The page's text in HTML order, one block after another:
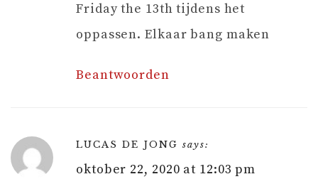
Friday the 13th tijdens het
oppassen. Elkaar bang maken
Beantwoorden
LUCAS DE JONG says:
oktober 22, 2020 at 12:03 pm